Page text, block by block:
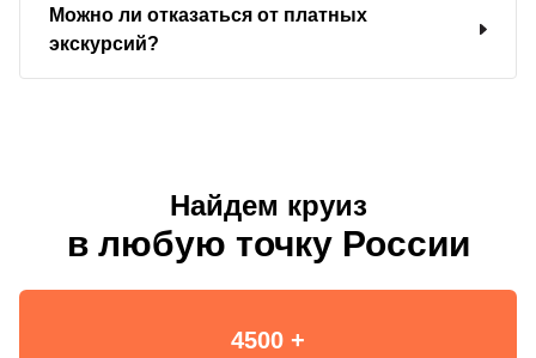
Можно ли отказаться от платных
экскурсий?
Найдем круиз
в любую точку России
4500 +